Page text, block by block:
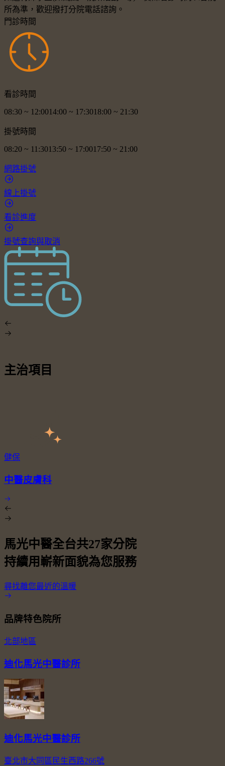
所為準，歡迎撥打分院電話諮詢。
門診時間
看診時間
08:30 ~ 12:0014:00 ~ 17:3018:00 ~ 21:30
掛號時間
08:20 ~ 11:3013:50 ~ 17:0017:50 ~ 21:00
網路掛號
線上掛號
看診進度
掛號查詢與取消
主治項目
健保
中醫皮膚科
馬光中醫全台共27家分院
持續用嶄新面貌為您服務
尋找離您最近的溫暖
品牌特色院所
北部地區
迪化馬光中醫診所
迪化馬光中醫診所
臺北市大同區民生西路266號